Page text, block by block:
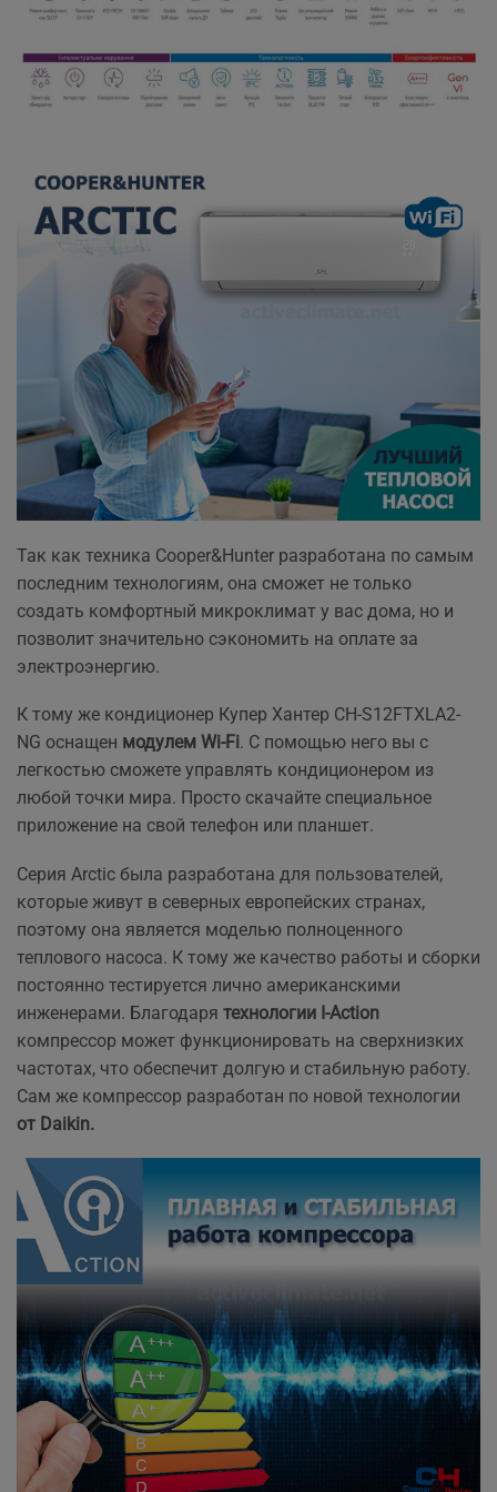
Так как техника Cooper&Hunter разработана по самым
последним технологиям, она сможет не только
создать комфортный микроклимат у вас дома, но и
позволит значительно сэкономить на оплате за
электроэнергию.
К тому же кондиционер Купер Хантер CH-S12FTXLA2-
NG оснащен модулем Wi-Fi. С помощью него вы с
легкостью сможете управлять кондиционером из
любой точки мира. Просто скачайте специальное
приложение на свой телефон или планшет.
Серия Arctic была разработана для пользователей,
которые живут в северных европейских странах,
поэтому она является моделью полноценного
теплового насоса. К тому же качество работы и сборки
постоянно тестируется лично американскими
инженерами. Благодаря технологии I-Action
компрессор может функционировать на сверхнизких
частотах, что обеспечит долгую и стабильную работу.
Сам же компрессор разработан по новой технологии
от Daikin.